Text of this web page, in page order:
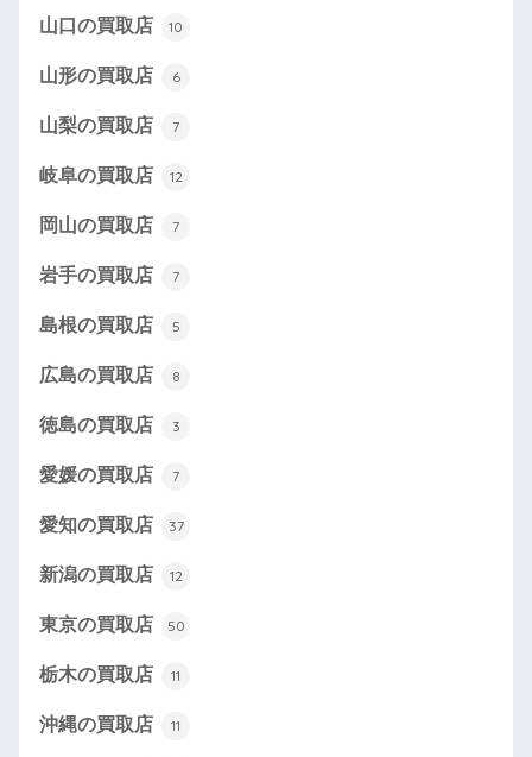
山口の買取店 10
山形の買取店 6
山梨の買取店 7
岐阜の買取店 12
岡山の買取店 7
岩手の買取店 7
島根の買取店 5
広島の買取店 8
徳島の買取店 3
愛媛の買取店 7
愛知の買取店 37
新潟の買取店 12
東京の買取店 50
栃木の買取店 11
沖縄の買取店 11